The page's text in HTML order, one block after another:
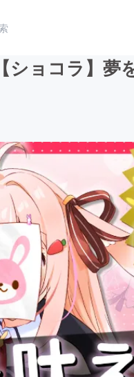
ガジェット
域活性化
【ショコラ】